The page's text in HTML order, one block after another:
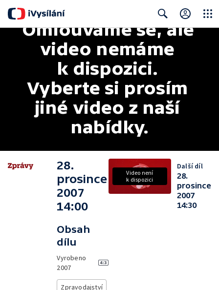
Search
Omlouváme se, ale
video nemáme
k dispozici.
Vyberte si prosím
jiné video z naší
nabídky.
28.
prosince
2007
14:00
Obsah
dílu
Vyrobeno
2007
Zpravodajství
Video není
k dispozici
Další díl
28.
prosince
2007
14:30